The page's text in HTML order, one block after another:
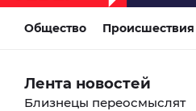
Общество Происшествия
Лента новостей
Близнецы переосмыслят